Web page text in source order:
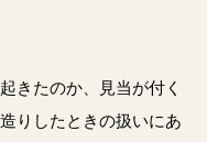
きたのか、見当が付く
りしたときの扱いにあ